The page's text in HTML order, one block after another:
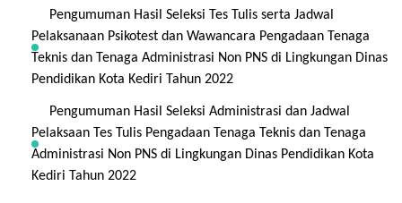
Pengumuman Hasil Seleksi Tes Tulis serta Jadwal
Pelaksanaan Psikotest dan Wawancara Pengadaan Tenaga
Teknis dan Tenaga Administrasi Non PNS di Lingkungan Dinas
Pendidikan Kota Kediri Tahun 2022
Pengumuman Hasil Seleksi Administrasi dan Jadwal
Pelaksaan Tes Tulis Pengadaan Tenaga Teknis dan Tenaga
Administrasi Non PNS di Lingkungan Dinas Pendidikan Kota
Kediri Tahun 2022